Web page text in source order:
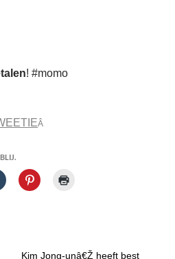
! #momo
Â
Kim Jong-unâ€Ž heeft best